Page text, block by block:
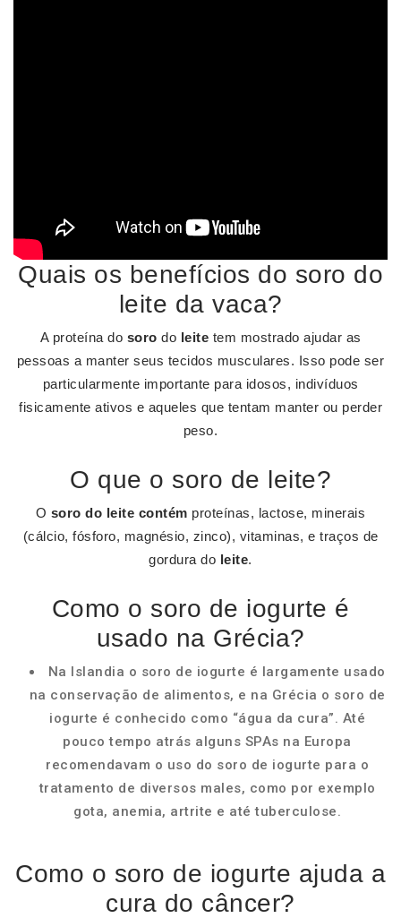
Quais os benefícios do soro do
leite da vaca?
A proteína do soro do leite tem mostrado ajudar as
pessoas a manter seus tecidos musculares. Isso pode ser
particularmente importante para idosos, indivíduos
fisicamente ativos e aqueles que tentam manter ou perder
peso.
O que o soro de leite?
O soro do leite contém proteínas, lactose, minerais
(cálcio, fósforo, magnésio, zinco), vitaminas, e traços de
gordura do leite.
Como o soro de iogurte é
usado na Grécia?
Na Islandia o soro de iogurte é largamente usado
na conservação de alimentos, e na Grécia o soro de
iogurte é conhecido como “água da cura”. Até
pouco tempo atrás alguns SPAs na Europa
recomendavam o uso do soro de iogurte para o
tratamento de diversos males, como por exemplo
gota, anemia, artrite e até tuberculose.
Como o soro de iogurte ajuda a
cura do câncer?